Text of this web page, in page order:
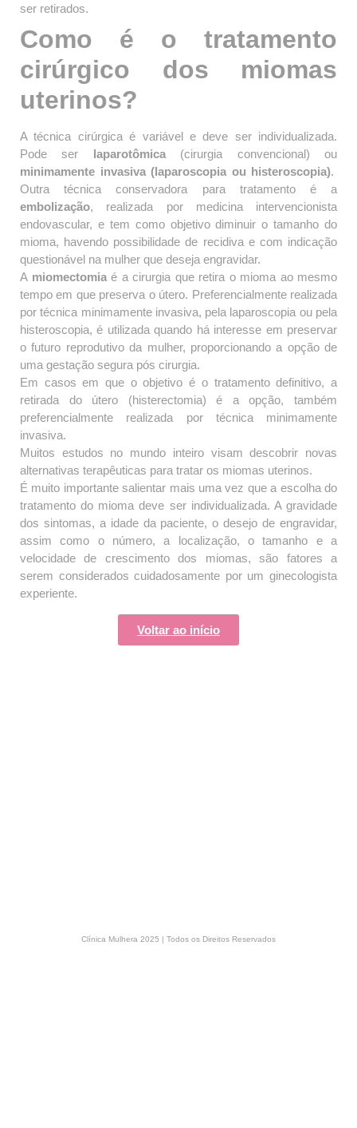
ser retirados.
Como é o tratamento
cirúrgico dos miomas
uterinos?
A técnica cirúrgica é variável e deve ser individualizada.
Pode ser laparotômica(cirurgia convencional) ou
minimamente invasiva (laparoscopia ou histeroscopia).
Outra técnica conservadora para tratamento é a
embolização, realizada por medicina intervencionista
endovascular, e tem como objetivo diminuir o tamanho do
mioma, havendo possibilidade de recidiva e com indicação
questionável na mulher que deseja engravidar.
A miomectomiaé a cirurgia que retira o mioma ao mesmo
tempo em que preserva o útero. Preferencialmente realizada
por técnica minimamente invasiva, pela laparoscopia ou pela
histeroscopia, é utilizada quando há interesse em preservar
o futuro reprodutivo da mulher, proporcionando a opção de
uma gestação segura pós cirurgia.
Em casos em que o objetivo é o tratamento definitivo, a
retirada do útero (histerectomia) é a opção, também
preferencialmente realizada por técnica minimamente
invasiva.
Muitos estudos no mundo inteiro visam descobrir novas
alternativas terapêuticas para tratar os miomas uterinos.
É muito importante salientar mais uma vez que a escolha do
tratamento do mioma deve ser individualizada. A gravidade
dos sintomas, a idade da paciente, o desejo de engravidar,
assim como o número, a localização, o tamanho e a
velocidade de crescimento dos miomas, são fatores a
serem considerados cuidadosamente por um ginecologista
experiente.
Voltar ao início
Clínica Mulhera 2025 | Todos os Direitos Reservados